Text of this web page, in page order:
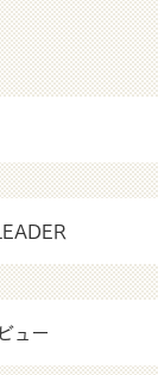
ュー